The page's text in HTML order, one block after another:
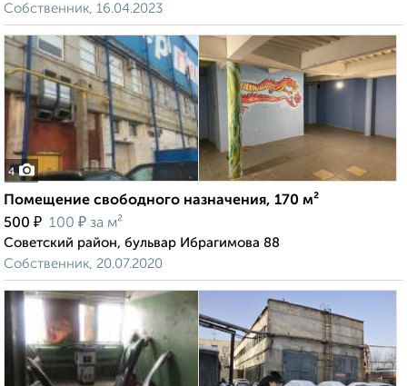
Собственник, 16.04.2023
4
Помещение свободного назначения, 170 м²
500 ₽ 100 ₽ за м²
Советский район, бульвар Ибрагимова 88
Собственник, 20.07.2020